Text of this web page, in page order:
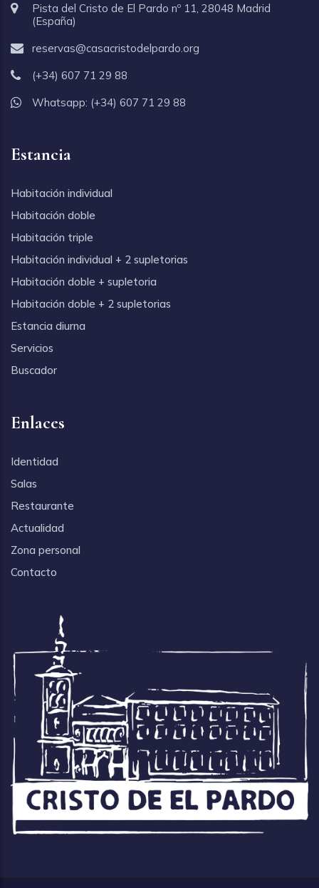
Pista del Cristo de El Pardo nº 11, 28048 Madrid
(España)
reservas@casacristodelpardo.org
(+34) 607 71 29 88
Whatsapp: (+34) 607 71 29 88
Estancia
Habitación individual
Habitación doble
Habitación triple
Habitación individual + 2 supletorias
Habitación doble + supletoria
Habitación doble + 2 supletorias
Estancia diurna
Servicios
Buscador
Enlaces
Identidad
Salas
Restaurante
Actualidad
Zona personal
Contacto